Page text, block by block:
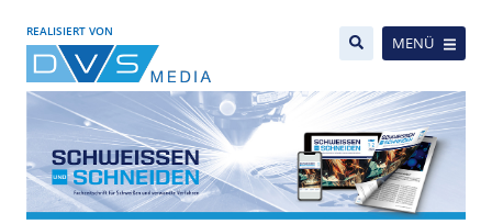
REALISIERT VON
MENÜ